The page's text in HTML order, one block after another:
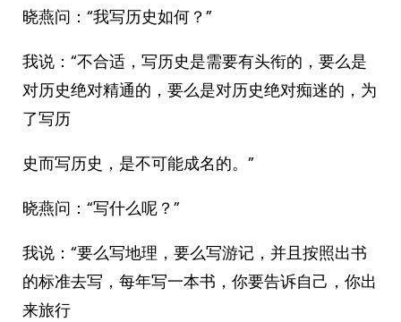
晓燕问：“我写历史如何？”
我说：“不合适，写历史是需要有头衔的，要么是
对历史绝对精通的，要么是对历史绝对痴迷的，为
了写历
史而写历史，是不可能成名的。”
晓燕问：“写什么呢？”
我说：“要么写地理，要么写游记，并且按照出书
的标准去写，每年写一本书，你要告诉自己，你出
来旅行